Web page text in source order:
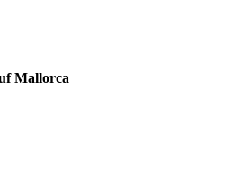
Mallorca